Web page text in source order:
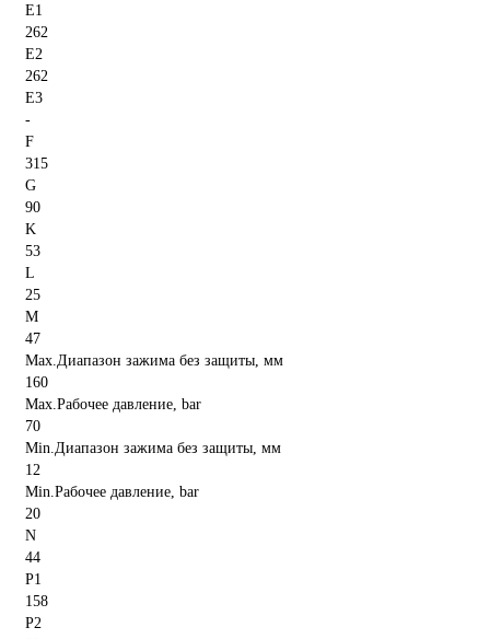
E1
262
E2
262
E3
-
F
315
G
90
K
53
L
25
M
47
Max.Диапазон зажима без защиты, мм
160
Max.Рабочее давление, bar
70
Min.Диапазон зажима без защиты, мм
12
Min.Рабочее давление, bar
20
N
44
P1
158
P2